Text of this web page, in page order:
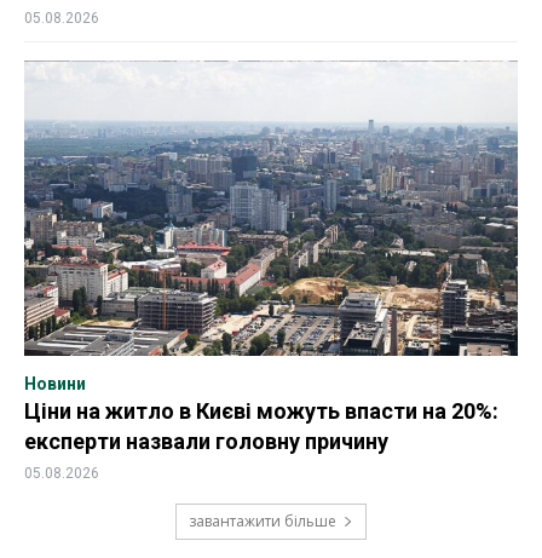
05.08.2026
Новини
Ціни на житло в Києві можуть впасти на 20%:
експерти назвали головну причину
05.08.2026
завантажити більше